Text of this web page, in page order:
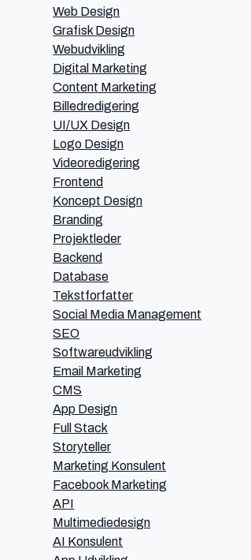
Web Design
Grafisk Design
Webudvikling
Digital Marketing
Content Marketing
Billedredigering
UI/UX Design
Logo Design
Videoredigering
Frontend
Koncept Design
Branding
Projektleder
Backend
Database
Tekstforfatter
Social Media Management
SEO
Softwareudvikling
Email Marketing
CMS
App Design
Full Stack
Storyteller
Marketing Konsulent
Facebook Marketing
API
Multimediedesign
AI Konsulent